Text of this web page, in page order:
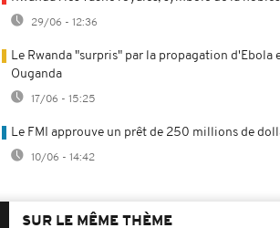
29/06 - 12:36
Le Rwanda "surpris" par la propagation d'Ebola
Ouganda
17/06 - 15:25
Le FMI approuve un prêt de 250 millions de
10/06 - 14:42
SUR LE MÊME THÈME